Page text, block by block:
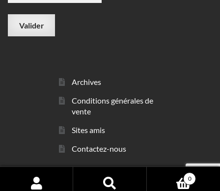
Archives
Conditions générales de
vente
Sites amis
Contactez-nous
© sarl Les Minéraux 2006 - 2026 0